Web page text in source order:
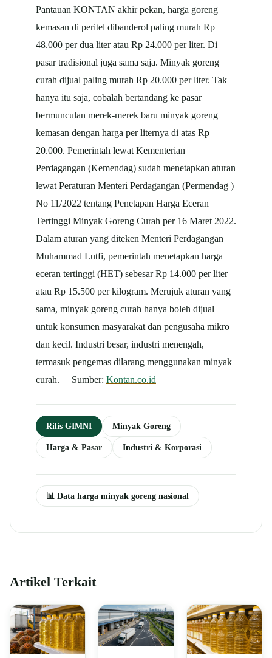
Pantauan KONTAN akhir pekan, harga goreng
kemasan di peritel dibanderol paling murah Rp
48.000 per dua liter atau Rp 24.000 per liter. Di
pasar tradisional juga sama saja. Minyak goreng
curah dijual paling murah Rp 20.000 per liter. Tak
hanya itu saja, cobalah bertandang ke pasar
bermunculan merek-merek baru minyak goreng
kemasan dengan harga per liternya di atas Rp
20.000. Pemerintah lewat Kementerian
Perdagangan (Kemendag) sudah menetapkan aturan
lewat Peraturan Menteri Perdagangan (Permendag )
No 11/2022 tentang Penetapan Harga Eceran
Tertinggi Minyak Goreng Curah per 16 Maret 2022.
Dalam aturan yang diteken Menteri Perdagangan
Muhammad Lutfi, pemerintah menetapkan harga
eceran tertinggi (HET) sebesar Rp 14.000 per liter
atau Rp 15.500 per kilogram. Merujuk aturan yang
sama, minyak goreng curah hanya boleh dijual
untuk konsumen masyarakat dan pengusaha mikro
dan kecil. Industri besar, industri menengah,
termasuk pengemas dilarang menggunakan minyak
curah. Sumber: Kontan.co.id
Rilis GIMNI Minyak Goreng
Harga & Pasar Industri & Korporasi
📊 Data harga minyak goreng nasional
Artikel Terkait